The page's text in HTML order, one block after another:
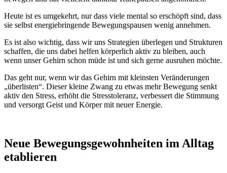
Heute ist es umgekehrt, nur dass viele mental so erschöpft sind, dass
sie selbst energiebringende Bewegungspausen wenig annehmen.
Es ist also wichtig, dass wir uns Strategien überlegen und Strukturen
schaffen, die uns dabei helfen körperlich aktiv zu bleiben, auch
wenn unser Gehirn schon müde ist und sich gerne ausruhen möchte.
Das geht nur, wenn wir das Gehirn mit kleinsten Veränderungen
„überlisten“. Dieser kleine Zwang zu etwas mehr Bewegung senkt
aktiv den Stress, erhöht die Stresstoleranz, verbessert die Stimmung
und versorgt Geist und Körper mit neuer Energie.
Neue Bewegungsgewohnheiten im Alltag
etablieren